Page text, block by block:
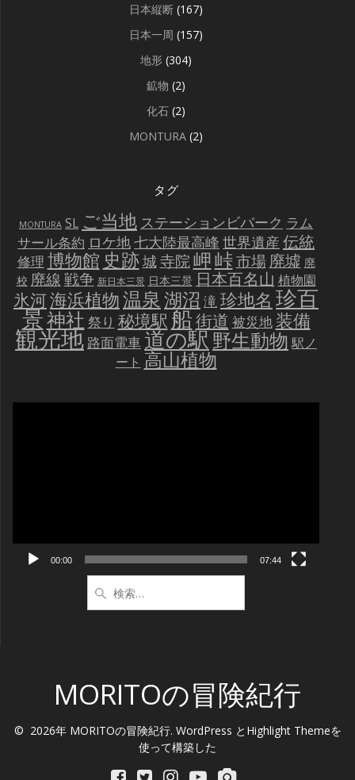
日本縦断 (167)
日本一周 (157)
地形 (304)
鉱物 (2)
化石 (2)
MONTURA (2)
タグ
MONTURA SL ご当地 ステーションビバーク ラム
サール条約 ロケ地七大陸最高峰 世界遺産 伝統
修理 博物館 史跡城寺院岬峠市場 廃墟 廃
校 廃線戦争 新日本三景 日本三景 日本百名山 植物園
氷河海浜植物温泉湖沼 滝珍地名 珍百
景神社 祭り 秘境駅船街道 被災地 装備
観光地 路面電車道の駅野生動物 駅ノ
ート 高山植物
00:00 07:44
索:
MORITOの冒険紀行
© 2026年 MORITOの冒険紀行. WordPress と Highlight Themeを
使って構築した